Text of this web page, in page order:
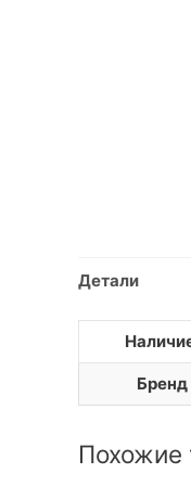
Детали
Бренд
Похожие